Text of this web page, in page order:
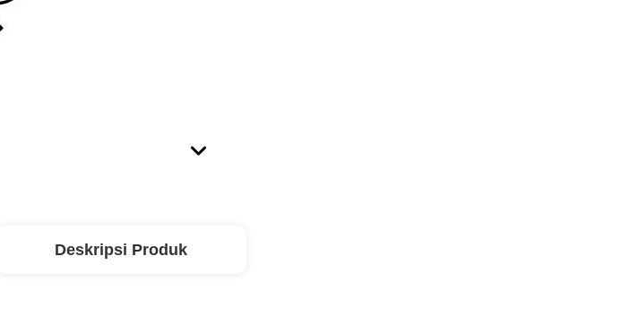
Deskripsi Produk